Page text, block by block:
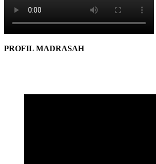
PROFIL MADRASAH